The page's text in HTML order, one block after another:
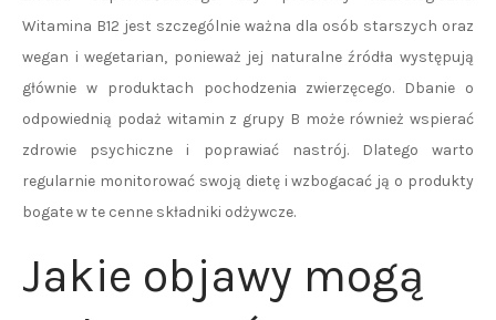
Witamina B12 jest szczególnie ważna dla osób starszych oraz
wegan i wegetarian, ponieważ jej naturalne źródła występują
głównie w produktach pochodzenia zwierzęcego. Dbanie o
odpowiednią podaż witamin z grupy B może również wspierać
zdrowie psychiczne i poprawiać nastrój. Dlatego warto
regularnie monitorować swoją dietę i wzbogacać ją o produkty
bogate w te cenne składniki odżywcze.
Jakie objawy mogą